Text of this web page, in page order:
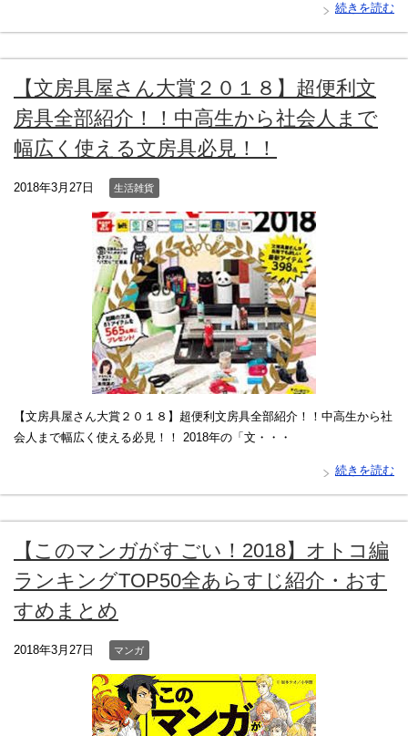
続きを読む
【文房具屋さん大賞２０１８】超便利文
房具全部紹介！！中高生から社会人まで
幅広く使える文房具必見！！
2018年3月27日 生活雑貨
【文房具屋さん大賞２０１８】超便利文房具全部紹介！！中高生から社
会人まで幅広く使える必見！！ 2018年の「文・・・
続きを読む
【このマンガがすごい！2018】オトコ編
ランキングTOP50全あらすじ紹介・おす
すめまとめ
2018年3月27日 マンガ